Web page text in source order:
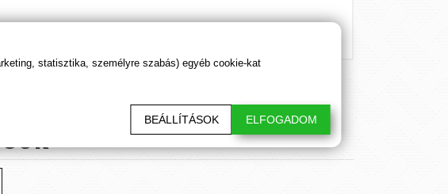
statisztika, személyre szabás) egyéb cookie-kat
BEÁLLÍTÁSOK ELFOGADOM